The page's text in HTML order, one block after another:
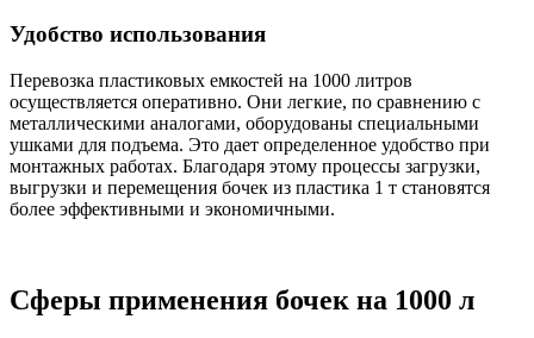
Удобство использования
Перевозка пластиковых емкостей на 1000 литров
осуществляется оперативно. Они легкие, по сравнению с
металлическими аналогами, оборудованы специальными
ушками для подъема. Это дает определенное удобство при
монтажных работах. Благодаря этому процессы загрузки,
выгрузки и перемещения бочек из пластика 1 т становятся
более эффективными и экономичными.
Сферы применения бочек на 1000 л